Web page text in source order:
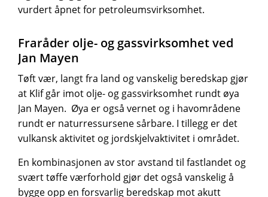
vurdert åpnet for petroleumsvirksomhet.
Fraråder olje- og gassvirksomhet ved
Jan Mayen
Tøft vær, langt fra land og vanskelig beredskap gjør
at Klif går imot olje- og gassvirksomhet rundt øya
Jan Mayen. Øya er også vernet og i havområdene
rundt er naturressursene sårbare. I tillegg er det
vulkansk aktivitet og jordskjelvaktivitet i området.
En kombinasjonen av stor avstand til fastlandet og
svært tøffe værforhold gjør det også vanskelig å
bygge opp en forsvarlig beredskap mot akutt